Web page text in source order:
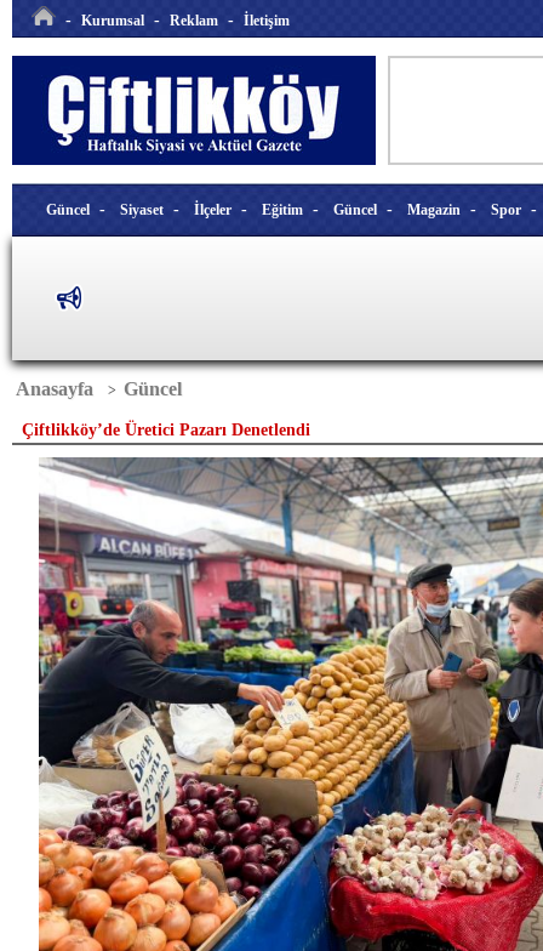
- Kurumsal - Reklam - İletişim
Güncel - Siyaset - İlçeler - Eğitim - Güncel - Magazin - Spor
Anasayfa > Güncel
Çiftlikköy’de Üretici Pazarı Denetlendi